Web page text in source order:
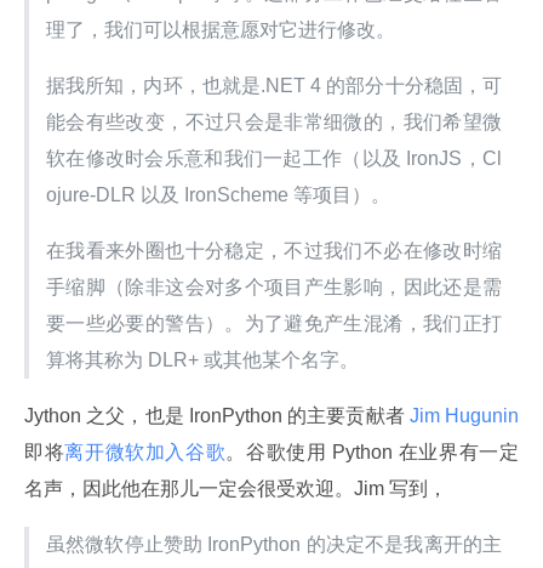
理了，我们可以根据意愿对它进行修改。
据我所知，内环，也就是.NET 4 的部分十分稳固，可
能会有些改变，不过只会是非常细微的，我们希望微
软在修改时会乐意和我们一起工作（以及 IronJS，Cl
ojure-DLR 以及 IronScheme 等项目）。
在我看来外圈也十分稳定，不过我们不必在修改时缩
手缩脚（除非这会对多个项目产生影响，因此还是需
要一些必要的警告）。为了避免产生混淆，我们正打
算将其称为 DLR+ 或其他某个名字。
Jython 之父，也是 IronPython 的主要贡献者
即将离开微软加入谷歌。谷歌使用 Python 在业界有一定
名声，因此他在那儿一定会很受欢迎。Jim 写到，
虽然微软停止赞助 IronPython 的决定不是我离开的主